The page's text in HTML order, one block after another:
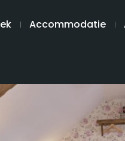
Accommodatie